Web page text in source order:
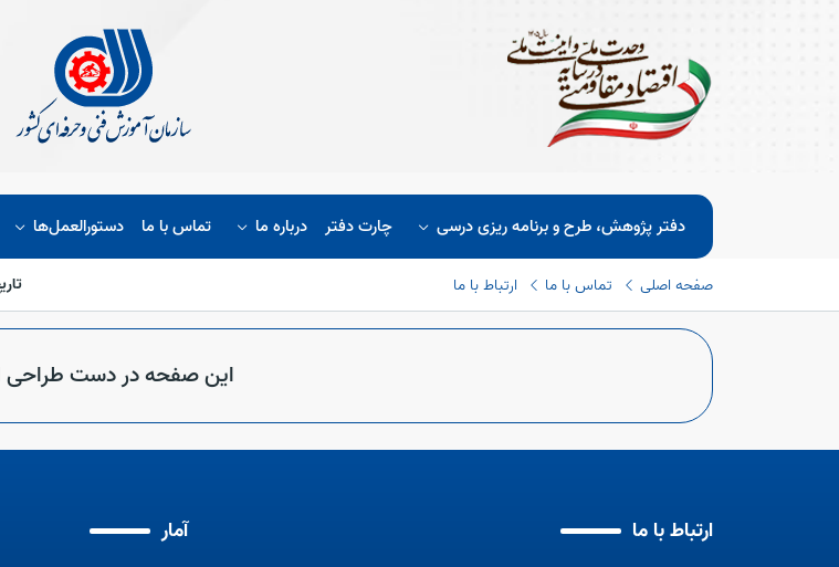
دفتر پژوهش، طرح و برنامه ریزی درسی چارت دفتر درباره ما تماس با ما دستورالعمل‌ها
صفحه اصلی تماس با ما ارتباط با ما
این صفحه در دست
ارتباط با ما آمار